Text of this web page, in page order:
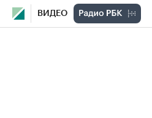
ВИДЕО